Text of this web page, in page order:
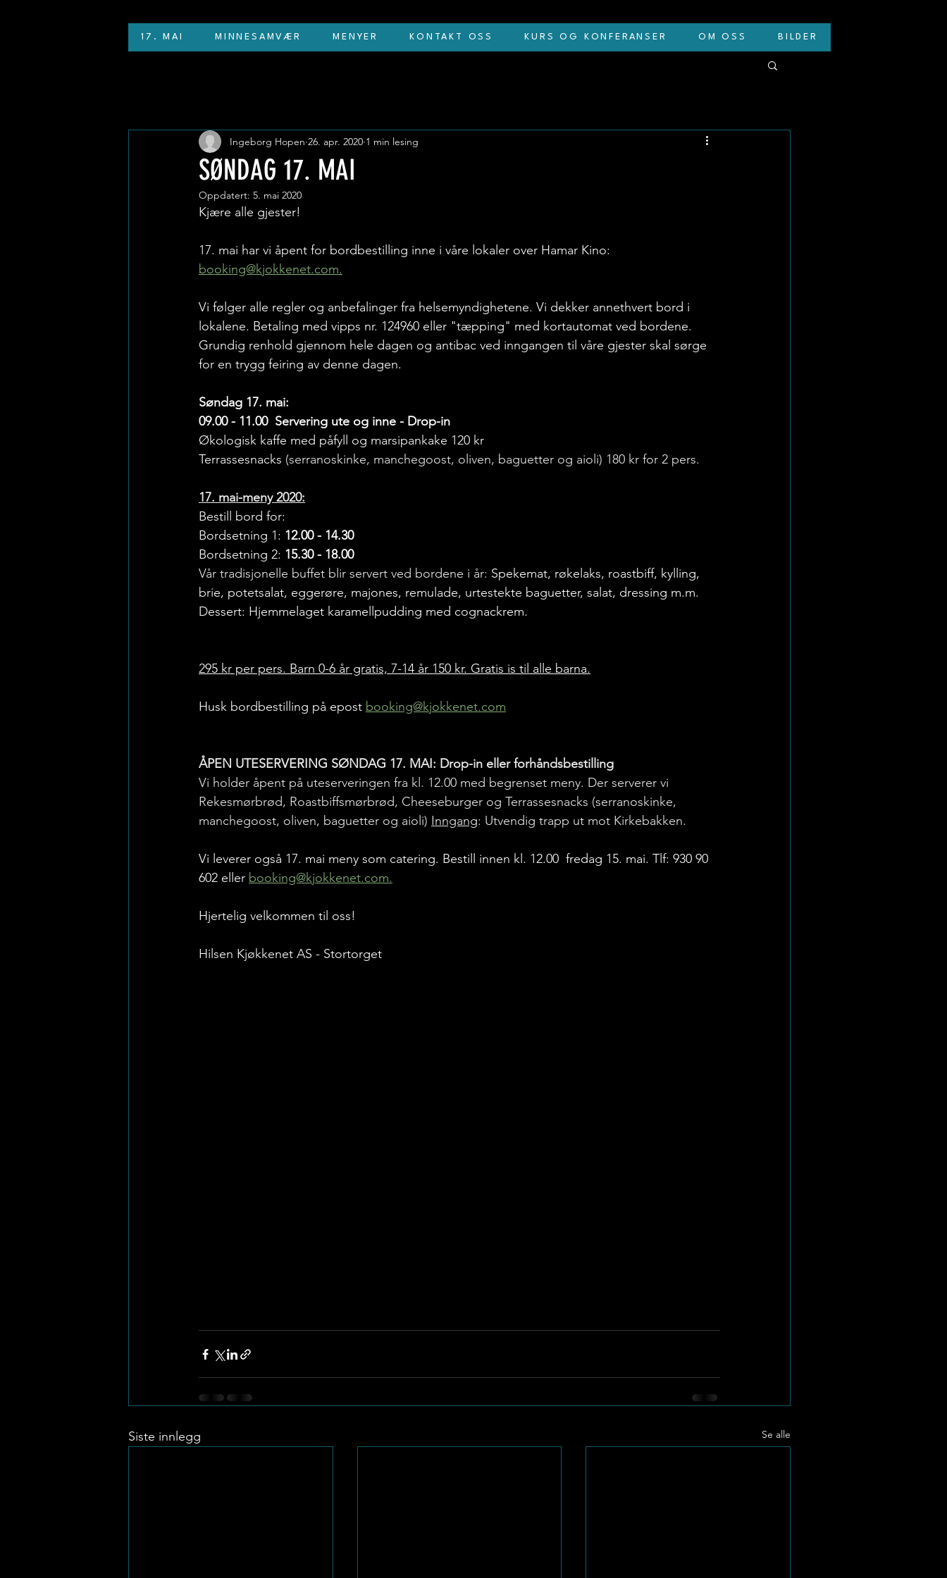
17. MAI MINNESAMVÆR MENYER KONTAKT OSS KURS OG KONFERANSER OM OSS BILDER
SØNDAG 17. MAI
Ingeborg Hopen 26. apr. 2020 1 min lesing
Oppdatert: 5. mai 2020
Kjære alle gjester!
17. mai har vi åpent for bordbestilling inne i våre lokaler over Hamar Kino:
booking@kjokkenet.com.
Vi følger alle regler og anbefalinger fra helsemyndighetene. Vi dekker annethvert bord i
lokalene. Betaling med vipps nr. 124960 eller "tæpping" med kortautomat ved bordene.
Grundig renhold gjennom hele dagen og antibac ved inngangen til våre gjester skal sørge
for en trygg feiring av denne dagen.
Søndag 17. mai:
09.00 - 11.00  Servering ute og inne - Drop-in
Økologisk kaffe med påfyll og marsipankake 120 kr
Terrassesnacks (serranoskinke, manchegoost, oliven, baguetter og aioli) 180 kr for 2 pers.
17. mai-meny 2020:
Bestill bord for:
Bordsetning 1: 12.00 - 14.30
Bordsetning 2: 15.30 - 18.00
Vår tradisjonelle buffet blir servert ved bordene i år: Spekemat, røkelaks, roastbiff, kylling,
brie, potetsalat, eggerøre, majones, remulade, urtestekte baguetter, salat, dressing m.m.
Dessert: Hjemmelaget karamellpudding med cognackrem.
295 kr per pers. Barn 0-6 år gratis, 7-14 år 150 kr. Gratis is til alle barna.
Husk bordbestilling på epost booking@kjokkenet.com
ÅPEN UTESERVERING SØNDAG 17. MAI: Drop-in eller forhåndsbestilling
Vi holder åpent på uteserveringen fra kl. 12.00 med begrenset meny. Der serverer vi
Rekesmørbrød, Roastbiffsmørbrød, Cheeseburger og Terrassesnacks (serranoskinke,
manchegoost, oliven, baguetter og aioli) Inngang: Utvendig trapp ut mot Kirkebakken.
Vi leverer også 17. mai meny som catering. Bestill innen kl. 12.00  fredag 15. mai. Tlf: 930 90
602 eller booking@kjokkenet.com.
Hjertelig velkommen til oss!
Hilsen Kjøkkenet AS - Stortorget
Siste innlegg Se alle